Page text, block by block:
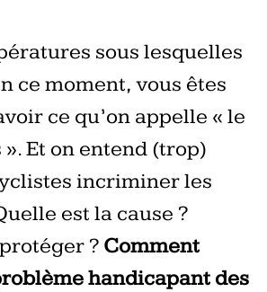
sous lesquelles
ce moment, vous êtes
ce qu’on appelle « le
Et on entend (trop)
incriminer les
est la cause ?
? Comment
handicapant des